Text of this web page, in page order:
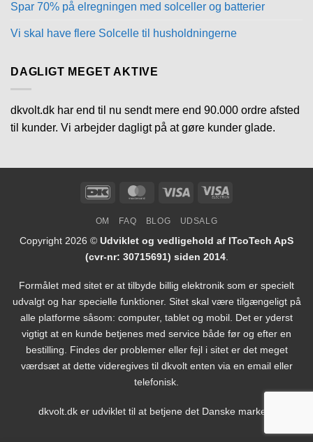
Spar 70% på elregningen med solceller og batterier
Vi skal have flere Solcelle til husholdningerne
DAGLIGT MEGET AKTIVE
dkvolt.dk har end til nu sendt mere end 90.000 ordre afsted
til kunder. Vi arbejder dagligt på at gøre kunder glade.
DanKort MasterCardVisa
Visa
OM FAQ BLOG UDSALG
Copyright 2026 © Udviklet og vedligehold af ITcoTech ApS
(cvr-nr: 30715691) siden 2014.
Formålet med sitet er at tilbyde billig elektronik som er specielt
udvalgt og har specielle funktioner. Sitet skal være tilgængeligt på
alle platforme såsom: computer, tablet og mobil. Det er yderst
vigtigt at en kunde betjenes med service både før og efter en
bestilling. Findes der problemer eller fejl i sitet er det meget
værdsæt at dette videregives til dkvolt enten via en email eller
telefonisk.
dkvolt.dk er udviklet til at betjene det Danske marked.